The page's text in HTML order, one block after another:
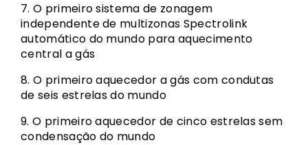
7. O primeiro sistema de zonagem
independente de multizonas Spectrolink
automático do mundo para aquecimento
central a gás
8. O primeiro aquecedor a gás com condutas
de seis estrelas do mundo
9. O primeiro aquecedor de cinco estrelas sem
condensação do mundo